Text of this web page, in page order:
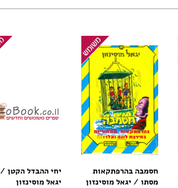
חסמבה בהרפתקאות
מסתו / יגאל מוסינזון
יחי ההבדל הקטן /
יגאל מוסינזון